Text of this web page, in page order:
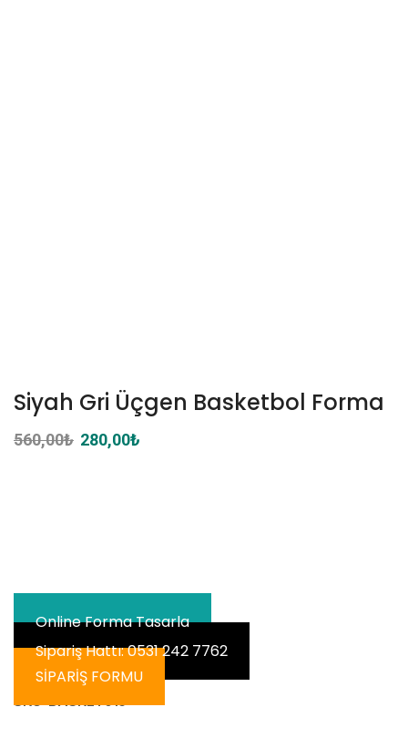
Siyah Gri Üçgen Basketbol Forma
560,00₺ Orijinal
280,00₺
Online Forma Tasarla
Sipariş Hattı: 0531 242 7762
SİPARİŞ FORMU
SKU:BASKET015